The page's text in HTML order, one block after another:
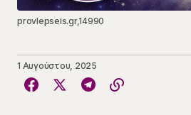
provlepseis.gr,14990
1 Αυγούστου, 2025